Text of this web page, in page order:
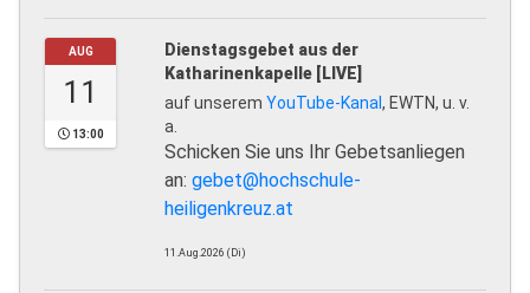
AUG
11
13:00
Dienstagsgebet aus der
Katharinenkapelle [LIVE]
auf unserem YouTube-Kanal, EWTN, u. v.
a.
Schicken Sie uns Ihr Gebetsanliegen
an: gebet@hochschule-
heiligenkreuz.at
11.Aug.2026 (Di)